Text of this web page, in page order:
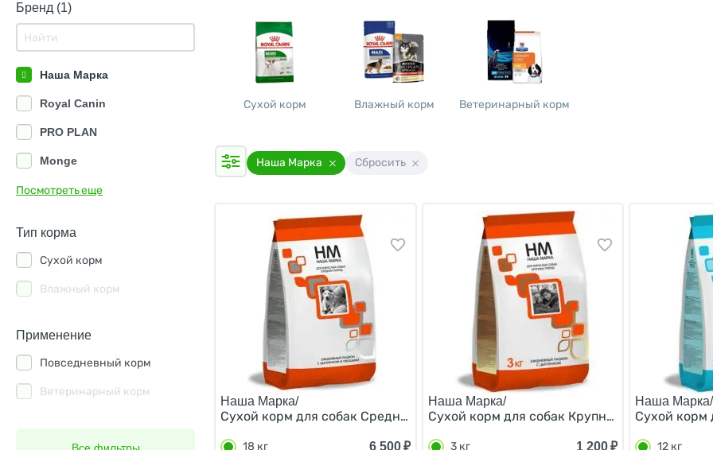
Бренд (1)
Наша Марка
Royal Canin
PRO PLAN
Monge
Grandorf
Farmina
PureLuxe
1st Choice
Посмотреть еще
Тип корма
Сухой корм
Влажный корм
Применение
Повседневный корм
Ветеринарный корм
Сухой корм Влажный корм Ветеринарный корм
Наша Марка Сбросить
Наша Марка/
Сухой корм для собак Средних пород Цыпленок и овощи 18 кг
18 кг 6 500 ₽
Наша Марка/
Сухой корм для собак Крупных пород
3 кг 1 200₽
Наша Марка/
Сухой корм
12 кг